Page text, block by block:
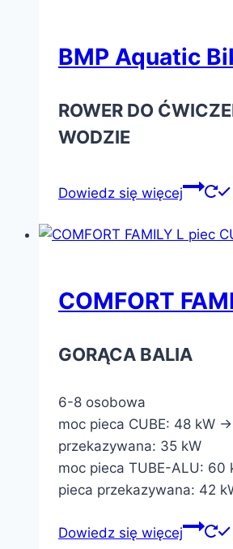
BMP Aquatic
ROWER DO
WODZIE
Dowiedz się więcej
COMFORT
GORĄCA BALIA
6-8 osobowa
moc pieca CUBE: 48 kW -
przekazywana: 35 kW
moc pieca TUBE-ALU: 60
pieca przekazywana: 42
Dowiedz się więcej